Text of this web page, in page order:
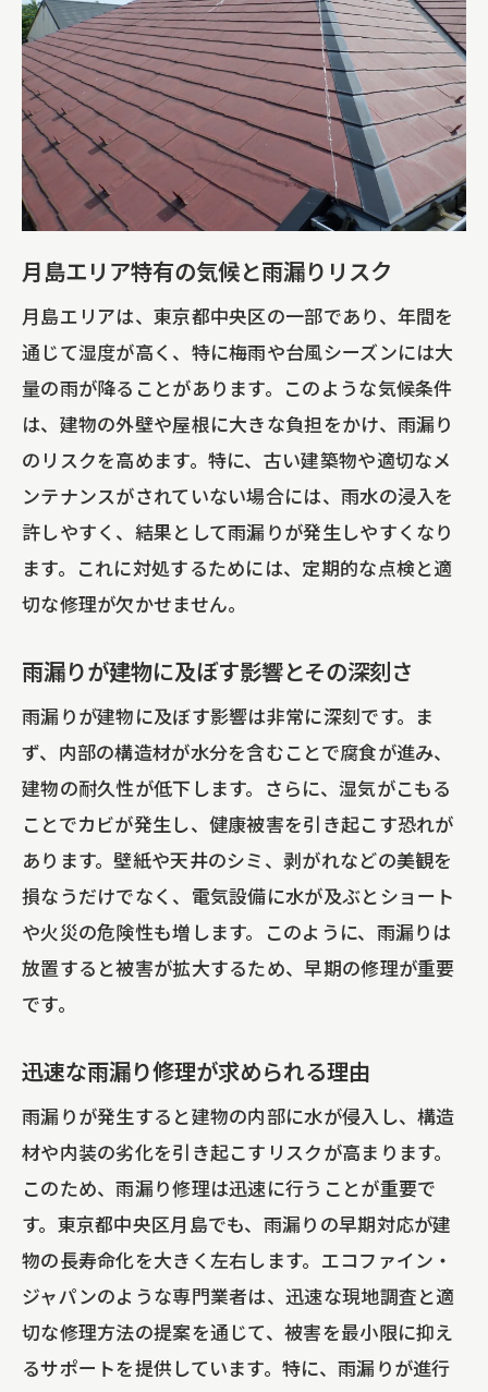
カバー工法とは？基本的な理解
カバー工法が選ばれる理由とその利点
屋根の耐久性を高めるカバー工法の技術
カバー工法による施工時間の短縮とコス
ト削減
環境に優しいカバー工法の素材選び
カバー工法に向いている屋根の種類
葺き替えによる屋根リフォームで安心の住ま
いを実現
葺き替え工事の基本プロセス
古い屋根材を取り除くメリット
葺き替えによる断熱性能の向上
新しい屋根材の選び方とその特徴
葺き替えがもたらす見た目の変化
長期的に見た葺き替えの経済的メリット
雨漏り修理に役立つ東京都の補助金と助成金
の活用法
助成金申請のステップと注意点
東京都の補助金制度を利用するメリット
補助金を最大限に活用するためのアドバ
イス
補助金を活用した成功事例の紹介
申請の際に知っておくべき書類と手続き
費用を抑えた雨漏り修理の方法とその注意点
DIY修理のリスクとプロに任せるべき理
由
修理の頻度とタイミングがコストに与え
る影響
見積もりを比較して適正価格を見極める
予算に合わせた修理プランの立て方
費用対効果を考えた修理方法の選び方
屋根リフォームで知っておきたいカバー工法
月島エリア特有の気候と雨漏りリスク
月島エリアは、東京都中央区の一部であり、年間を
通じて湿度が高く、特に梅雨や台風シーズンには大
量の雨が降ることがあります。このような気候条件
は、建物の外壁や屋根に大きな負担をかけ、雨漏り
のリスクを高めます。特に、古い建築物や適切なメ
ンテナンスがされていない場合には、雨水の浸入を
許しやすく、結果として雨漏りが発生しやすくなり
ます。これに対処するためには、定期的な点検と適
切な修理が欠かせません。
雨漏りが建物に及ぼす影響とその深刻さ
雨漏りが建物に及ぼす影響は非常に深刻です。ま
ず、内部の構造材が水分を含むことで腐食が進み、
建物の耐久性が低下します。さらに、湿気がこもる
ことでカビが発生し、健康被害を引き起こす恐れが
あります。壁紙や天井のシミ、剥がれなどの美観を
損なうだけでなく、電気設備に水が及ぶとショート
や火災の危険性も増します。このように、雨漏りは
放置すると被害が拡大するため、早期の修理が重要
です。
迅速な雨漏り修理が求められる理由
雨漏りが発生すると建物の内部に水が侵入し、構造
材や内装の劣化を引き起こすリスクが高まります。
このため、雨漏り修理は迅速に行うことが重要で
す。東京都中央区月島でも、雨漏りの早期対応が建
物の長寿命化を大きく左右します。エコファイン・
ジャパンのような専門業者は、迅速な現地調査と適
切な修理方法の提案を通じて、被害を最小限に抑え
るサポートを提供しています。特に、雨漏りが進行